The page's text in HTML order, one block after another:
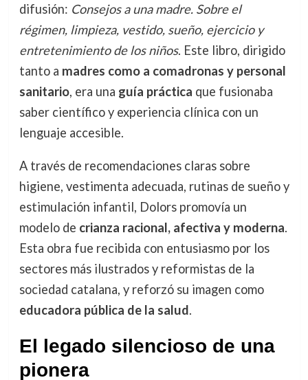
difusión: Consejos a una madre. Sobre el
régimen, limpieza, vestido, sueño, ejercicio y
entretenimiento de los niños. Este libro, dirigido
tanto a madres como a comadronas y personal
sanitario, era una guía práctica que fusionaba
saber científico y experiencia clínica con un
lenguaje accesible.
A través de recomendaciones claras sobre
higiene, vestimenta adecuada, rutinas de sueño y
estimulación infantil, Dolors promovía un
modelo de crianza racional, afectiva y moderna.
Esta obra fue recibida con entusiasmo por los
sectores más ilustrados y reformistas de la
sociedad catalana, y reforzó su imagen como
educadora pública de la salud.
El legado silencioso de una
pionera